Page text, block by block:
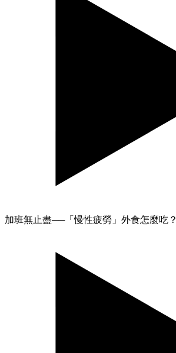
加班無止盡──「慢性疲勞」外食怎麼吃？